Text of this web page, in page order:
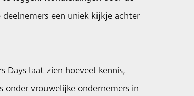
een uniek kijkje achter
Days laat zien hoeveel kennis,
onder vrouwelijke ondernemers in